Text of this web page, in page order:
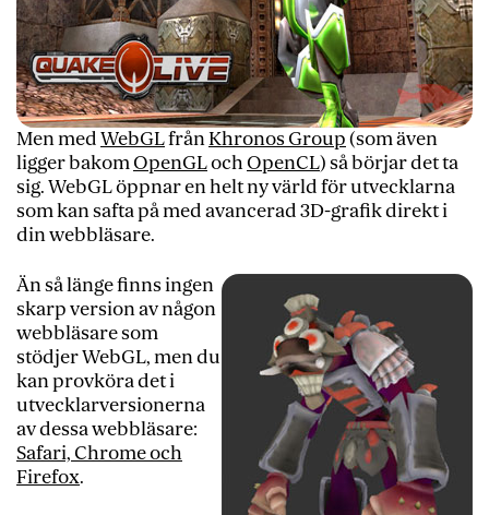
Men medWebGLfrånKhronos Group(som även
ligger bakomOpenGLochOpenCL) så börjar det ta
sig. WebGL öppnar en helt ny värld för utvecklarna
som kan safta på med avancerad 3D-grafik direkt i
din webbläsare.
Än så länge finns ingen
skarp version av någon
webbläsare som
stödjer WebGL, men du
kan provköra det i
utvecklarversionerna
av dessa webbläsare:
Safari, Chrome och
Firefox.